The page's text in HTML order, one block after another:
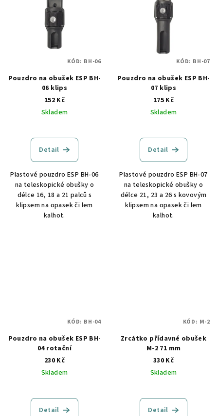
Pouzdro na obušek ESP BH-
06 klips
152 Kč
Skladem
Detail
Plastové pouzdro ESP BH-06
na teleskopické obušky o
délce 16, 18 a 21 palců s
klipsem na opasek či lem
kalhot.
KÓD: BH-06
Pouzdro na obušek ESP BH-
07 klips
175 Kč
Skladem
Detail
Plastové pouzdro ESP BH-07
na teleskopické obušky o
délce 21, 23 a 26 s kovovým
klipsem na opasek či lem
kalhot.
KÓD: BH-07
Pouzdro na obušek ESP BH-
04 rotační
230 Kč
Skladem
Detail
KÓD: BH-04
Zrcátko přídavné obušek
M-2 71 mm
330 Kč
Skladem
Detail
KÓD: M-2